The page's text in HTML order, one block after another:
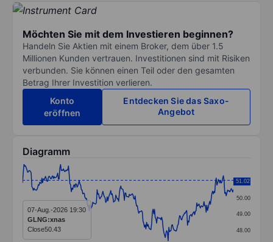
Möchten Sie mit dem Investieren beginnen?
Handeln Sie Aktien mit einem Broker, dem über 1.5
Millionen Kunden vertrauen. Investitionen sind mit Risiken
verbunden. Sie können einen Teil oder den gesamten
Betrag Ihrer Investition verlieren.
Konto
eröffnen
Entdecken Sie das Saxo-
Angebot
Diagramm
Chart
Line chart with 295 data points.
The chart has 1 X axis displaying categories.
The chart has 1 Y axis displaying values. Data48.00
49.00
50.00
51.00
51.02
07-Aug.-2026 19:30
GLNG:xnas
Close50.43